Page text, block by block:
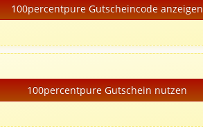
100percentpure Gutscheincode anzeigen
100percentpure Gutschein nutzen